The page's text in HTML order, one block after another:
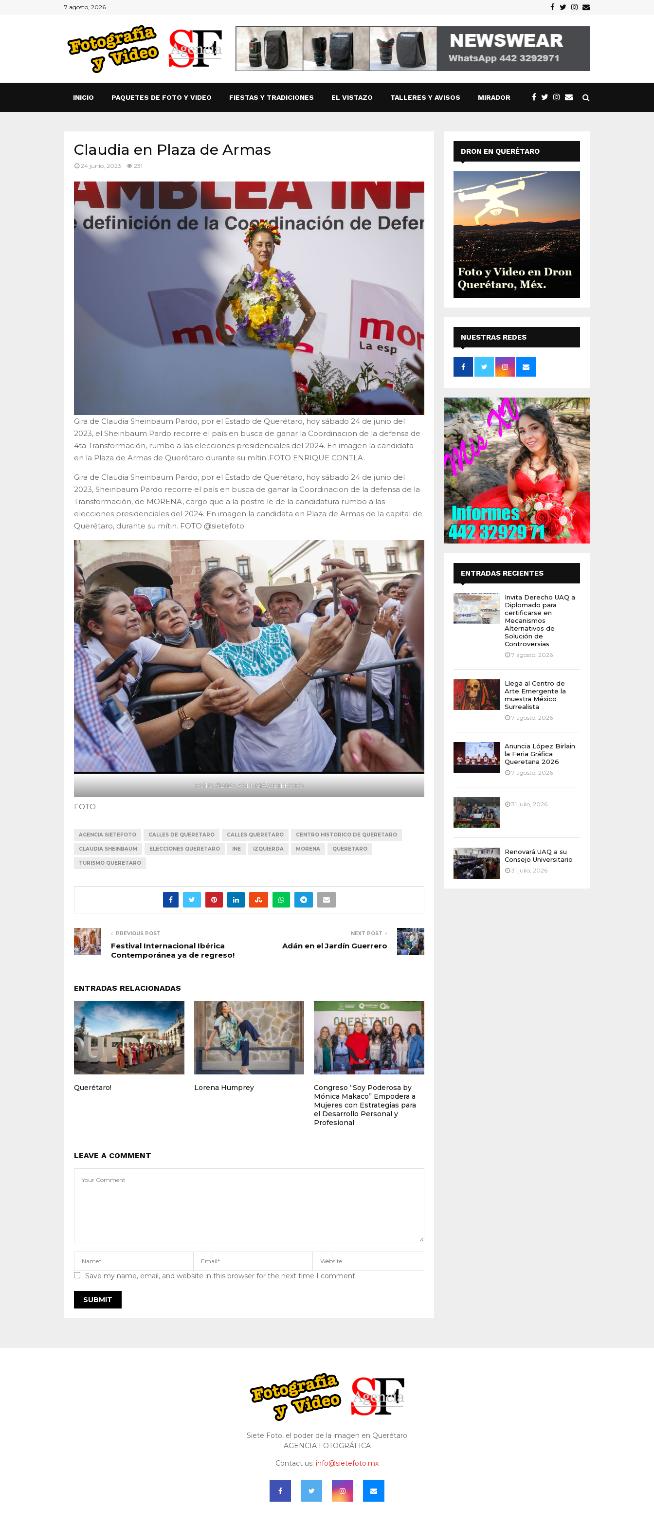
7 agosto, 2026 Facebook
TwitterInstagram
Email
INICIO PAQUETES DE FOTO Y VIDEO FIESTAS Y TRADICIONES EL VISTAZO TALLERES Y AVISOS MIRADOR
Claudia en Plaza de Armas
24 junio, 2023 231
Gira de Claudia Sheinbaum Pardo, por el Estado de Querétaro, hoy sábado 24 de junio del
2023, el Sheinbaum Pardo recorre el país en busca de ganar la Coordinacion de la defensa de
4ta Transformación, rumbo a las elecciones presidenciales del 2024. En imagen la candidata
en la Plaza de Armas de Querétaro durante su mítin..FOTO ENRIQUE CONTLA.
Gira de Claudia Sheinbaum Pardo, por el Estado de Querétaro, hoy sábado 24 de junio del
2023, Sheinbaum Pardo recorre el país en busca de ganar la Coordinacion de la defensa de la
Transformación, de MORENA, cargo que a la postre le de la candidatura rumbo a las
elecciones presidenciales del 2024. En imagen la candidata en Plaza de Armas de la capital de
Querétaro, durante su mítin. FOTO @sietefoto.
FOTO ©2023 AGENCIA SIETEFOTO
FOTO
AGENCIA SIETEFOTO CALLES DE QUERETARO CALLES QUERETARO CENTRO HISTORICO DE QUERETARO
CLAUDIA SHEINBAUM ELECCIONES QUERETARO INE IZQUIERDA MORENA QUERETARO
TURISMO QUERETARO
PREVIOUS POST
Festival Internacional Ibérica
Contemporánea ya de regreso!
NEXT POST
Adán en el Jardín Guerrero
ENTRADAS RELACIONADAS
Querétaro! Lorena Humprey
Congreso “Soy Poderosa by
Mónica Makaco” Empodera a
Mujeres con Estrategias para
el Desarrollo Personal y
Profesional
LEAVE A COMMENT
Save my name, email, and website in this browser for the next time I comment.
DRON EN QUERÉTARO
NUESTRAS REDES
SOCIALES
ENTRADAS RECIENTES
Invita Derecho UAQ a
Diplomado para
certificarse en
Mecanismos
Alternativos de
Solución de
Controversias
7 agosto, 2026
Llega al Centro de
Arte Emergente la
muestra México
Surrealista
7 agosto, 2026
Anuncia López Birlain
la Feria Gráfica
Queretana 2026
7 agosto, 2026
31 julio, 2026
Renovará UAQ a su
Consejo Universitario
31 julio, 2026
Siete Foto, el poder de la imagen en Querétaro
AGENCIA FOTOGRÁFICA
Contact us: info@sietefoto.mx